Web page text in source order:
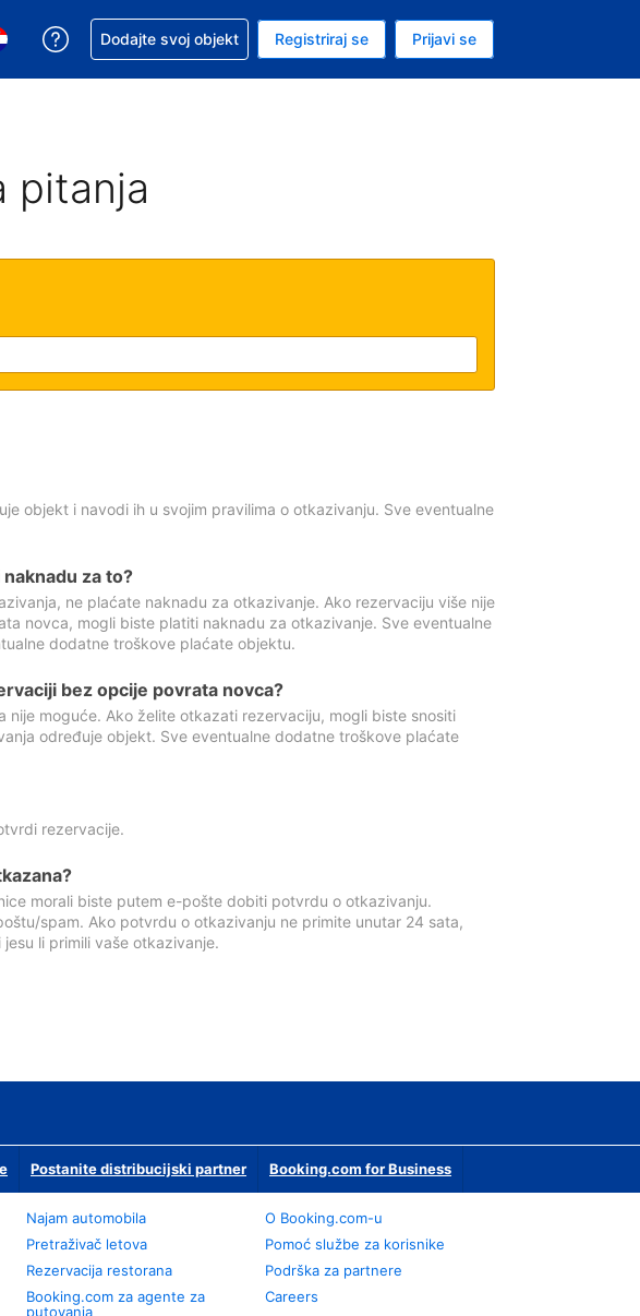
Vaša je trenutačna valuta Američki dolar
svoj jezik. Vaš je trenutačni jezik Hrvatskom
Zatražite pomoć sa svojom rezervacijom
Dodajte svoj objekt Registriraj se Prijavi se
pitanja
objekt i navodi ih u svojim pravilima o otkazivanju. Sve eventualne
za to?
ne plaćate naknadu za otkazivanje. Ako rezervaciju više nije
novca, mogli biste platiti naknadu za otkazivanje. Sve eventualne
dodatne troškove plaćate objektu.
bez opcije povrata novca?
moguće. Ako želite otkazati rezervaciju, mogli biste snositi
određuje objekt. Sve eventualne dodatne troškove plaćate
rezervacije.
morali biste putem e-pošte dobiti potvrdu o otkazivanju.
spam. Ako potvrdu o otkazivanju ne primite unutar 24 sata,
li primili vaše otkazivanje.
Postanite distribucijski partner Booking.com for Business
Najam automobila
Pretraživač letova
Rezervacija restorana
Booking.com za agente za
putovanja
O Booking.com-u
Pomoć službe za korisnike
Podrška za partnere
Careers